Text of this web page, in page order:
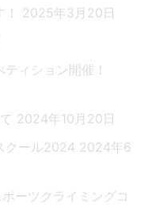
2025年3月20日
ィション開催！
2024年10月20日
クール2024 2024年6
ーツクライミングコ